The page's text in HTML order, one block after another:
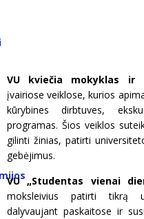
VU kviečia mokyklas ir
įvairiose veiklose, kurios
kūrybines dirbtuves,
programas. Šios veiklos
gilinti žinias, patirti
gebėjimus.
VU „Studentas vienai
moksleivius patirti tikrą
dalyvaujant paskaitose ir